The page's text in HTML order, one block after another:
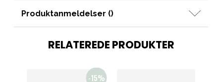
Produktanmeldelser ()
RELATEREDE PRODUKTER